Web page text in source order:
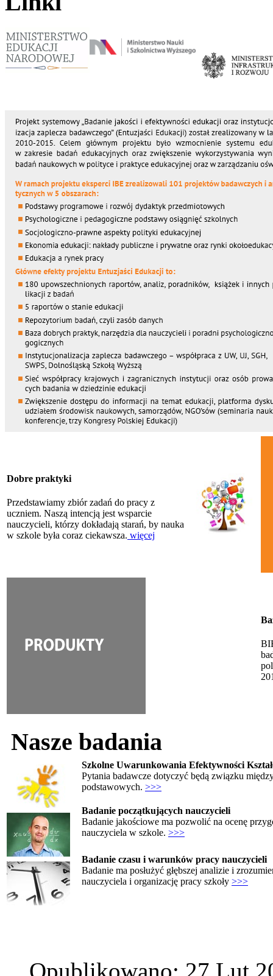
Dobre praktyki
Przedstawiamy zbiór zadań do pracy z
uczniem. Naszą intencją jest wsparcie
nauczycieli, którzy dokładają starań, by nauka
w szkole była coraz ciekawsza. więcej
Nasze badania
Szkolne Uwarunkowania Efektywności
Pytania badawcze dotyczyć będą związku
podstawowych. >>>
Badanie początkujących nauczycieli
Badanie jakościowe ma pozwolić na ocenę
nauczyciela w szkole. >>>
Badanie czasu i warunków pracy nauczycieli
Badanie ma posłużyć głębszej analizie i
nauczyciela i organizację pracy szkoły >>>